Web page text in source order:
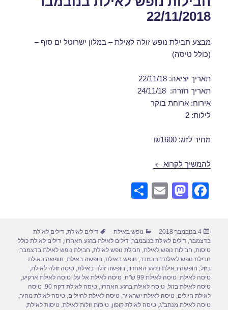
22/11/2018
מבצע חבילת נופש זולה לאילת – במלון ישרוטל ים סוף –
(כולל טיסה)
תאריך יציאה: 22/11/18
תאריך חזרה: 24/11/18
אירוח: ארוחת בוקר
לילות: 2
מחיר לזוג: ₪1600
להמשיך לקרוא חבילות נופש לאילת בנובמבר 22/11/2018
F
e
b
o
o
k
M
o
d
o
n
E
e
פורסם
בתאריך
4 בנובמבר 2018 קטגוריות
נופש באילת תגיות
דילים לאילת,דילים לאילת
בדצמבר,דילים לאילת בנובמבר,דילים לאילת ברגע האחרון,דילים לאילת כולל
טיסות, חבילות נופש לאילת, חבילת נופש לאילת, חבילת נופש לאילת בדצמבר,
חבילת נופש לאילת בנובמבר, חופש באילת, חופשה באילת, חופשה באילת
בזול, חופשה באילת ברגע האחרון, חופשה זולה באילת,טיסה זולה לאילת,
טיסה לאילת,טיסה לאילת 99 ש"ח ,טיסה לאילת אל על,טיסה לאילת ארקיע,
טיסה לאילת בזול,טיסה לאילת ברגע האחרון,טיסה לאילת דקה 90 ,טיסה
לאילת חיילים,טיסה לאילת ישראייר,טיסה לאילת לחיילים,טיסה לאילת מחיר,
טיסה לאילת מנתב"ג,טיסה לאילת קופון,טיסות זולות לאילת,טיסות לאילת,